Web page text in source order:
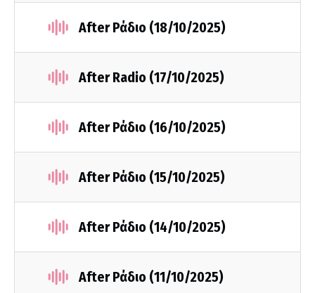
After Ράδιο (18/10/2025)
After Radio (17/10/2025)
After Ράδιο (16/10/2025)
After Ράδιο (15/10/2025)
After Ράδιο (14/10/2025)
After Ράδιο (11/10/2025)